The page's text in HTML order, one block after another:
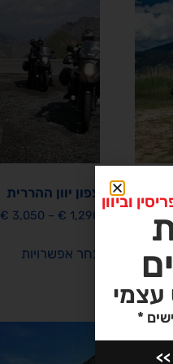
צפון יוון ההררית
€ 1,290
–
€ 3,050
בחר אפשרויות
מבצע!
וביוון
עצמי
*